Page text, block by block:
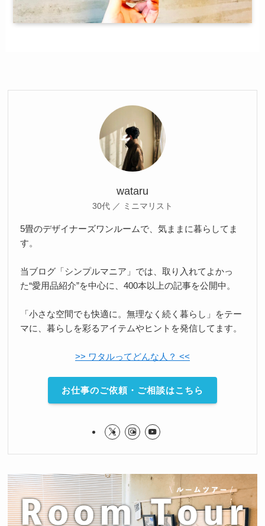
wataru
30代 ／ ミニマリスト
5畳のデザイナーズワンルームで、気ままに暮らしてま
す。
当ブログ「シンプルマニア」では、取り入れてよかっ
た“愛用品紹介”を中心に、400本以上の記事を公開中。
「小さな空間でも快適に。無理なく続く暮らし」をテー
マに、暮らしを彩るアイテムやヒントを発信してます。
>> ワタルってどんな人？ <<
お仕事のご依頼・ご相談はこちら